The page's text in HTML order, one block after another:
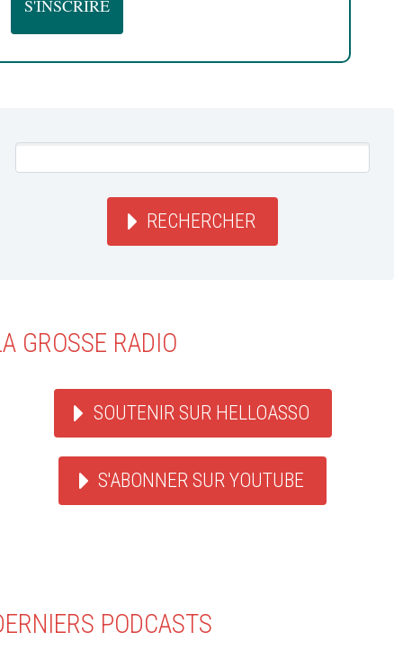
RECHERCHER
GROSSE RADIO
SOUTENIR SUR HELLOASSO
S'ABONNER SUR YOUTUBE
PODCASTS